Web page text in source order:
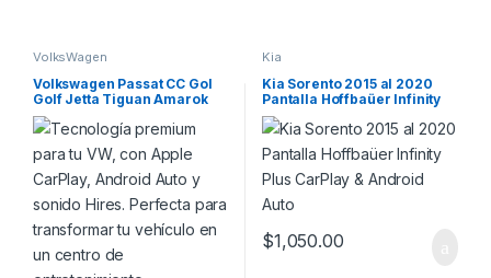
VolksWagen
Volkswagen Passat CC Gol
Golf Jetta Tiguan Amarok
Saveiro Pantalla Hoffmann
Infinity Plus Carplay &
Android Auto
Kia
Kia Sorento 2015 al 2020
Pantalla Hoffbaüer Infinity
Plus CarPlay & Android Auto
$1,050.00